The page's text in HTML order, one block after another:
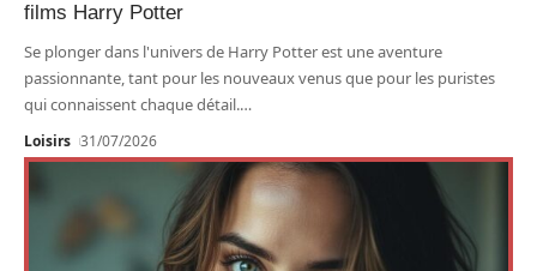
films Harry Potter
Se plonger dans l'univers de Harry Potter est une aventure
passionnante, tant pour les nouveaux venus que pour les puristes
qui connaissent chaque détail.…
Loisirs 31/07/2026